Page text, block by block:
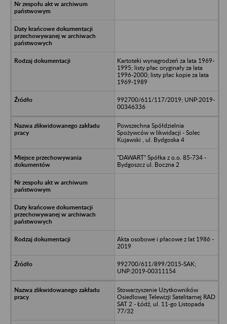
Kartoteki wynagrodzeń za lata 1969-
1995; listy płac oryginały za lata
1996-2000; listy płac kopie za lata
1969-1989
992700/611/117/2019; UNP:2019-
00346336
Powszechna Spółdzielnia
Spożywców w likwidacji - Solec
Kujawski , ul. Bydgoska 4
"DAWART" Spółka z o.o. 85-734 -
Bydgoszcz ul. Boczna 2
Akta osobowe i płacowe z lat 1986 -
2019
992700/611/899/2015-SAK;
UNP:2019-00311154
Stowarzyszenie Użytkowników
Osiedlowej Telewizji Satelitarnej RAD
SAT 2 - Łódź, ul. 11-go Listopada
77/32